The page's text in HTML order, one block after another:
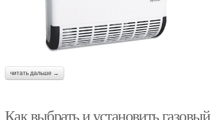
читать дальше →
Как выбрать и установить газовый